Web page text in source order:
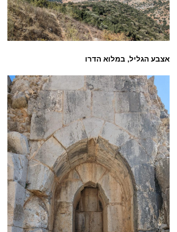
אצבע הגליל, במלוא הדרו